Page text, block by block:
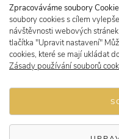
Zpracováváme soubory
soubory cookies s cílem
návštěvnosti webových
tlačítka "Upravit nastavení"
cookies, které se mají ukládat
Zásady používání souborů
Zpravodaj Rodina
Sledujte nás